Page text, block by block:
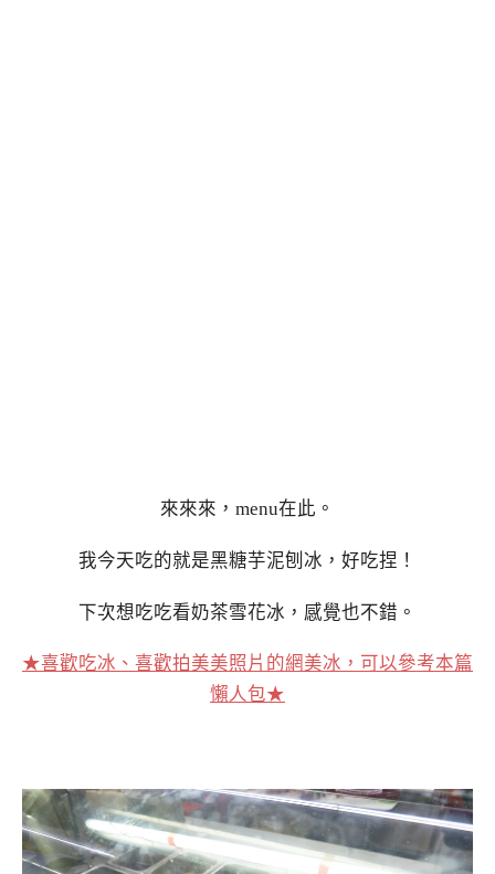
來來來，menu在此。
我今天吃的就是黑糖芋泥刨冰，好吃捏！
下次想吃吃看奶茶雪花冰，感覺也不錯。
★喜歡吃冰、喜歡拍美美照片的網美冰，可以參考本篇
懶人包★